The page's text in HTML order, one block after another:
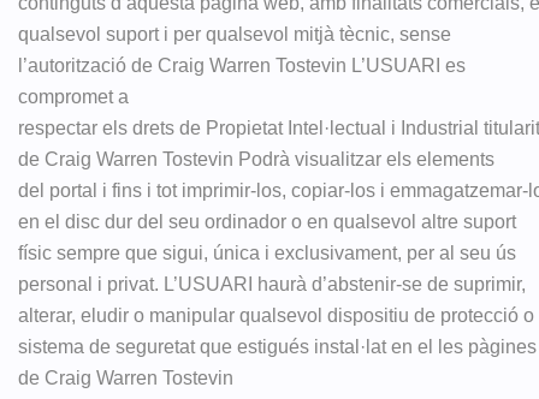
qualsevol suport i per qualsevol mitjà tècnic, sense
l’autorització de Craig Warren Tostevin L’USUARI es
compromet a
respectar els drets de Propietat Intel·lectual i Industrial
de Craig Warren Tostevin Podrà visualitzar els elements
del portal i fins i tot imprimir-los, copiar-los i emmagatzemar-
en el disc dur del seu ordinador o en qualsevol altre suport
físic sempre que sigui, única i exclusivament, per al seu ús
personal i privat. L’USUARI haurà d’abstenir-se de suprimir,
alterar, eludir o manipular qualsevol dispositiu de protecció o
sistema de seguretat que estigués instal·lat en el les pàgines
de Craig Warren Tostevin